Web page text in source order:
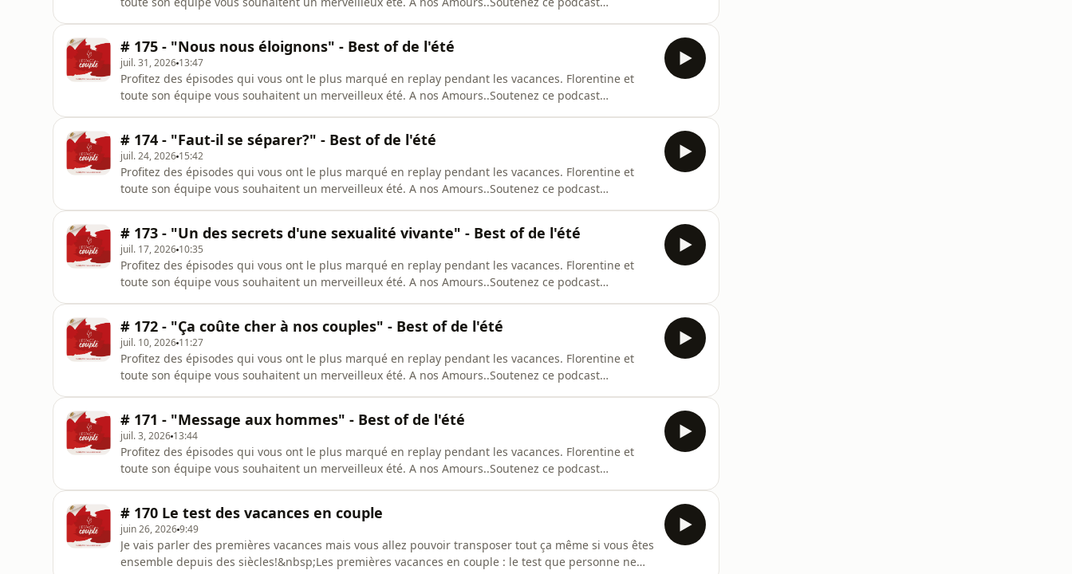
# 175 - "Nous nous éloignons" - Best of de l'été
juil. 31, 2026 13:47
Profitez des épisodes qui vous ont le plus marqué en replay pendant les vacances. Florentine et
toute son équipe vous souhaitent un merveilleux été. A nos Amours..Soutenez ce podcast
# 174 - "Faut-il se séparer?" - Best of de l'été
juil. 24, 2026 15:42
Profitez des épisodes qui vous ont le plus marqué en replay pendant les vacances. Florentine et
toute son équipe vous souhaitent un merveilleux été. A nos Amours..Soutenez ce podcast
# 173 - "Un des secrets d'une sexualité vivante" - Best of de l'été
juil. 17, 2026 10:35
Profitez des épisodes qui vous ont le plus marqué en replay pendant les vacances. Florentine et
toute son équipe vous souhaitent un merveilleux été. A nos Amours..Soutenez ce podcast
# 172 - "Ça coûte cher à nos couples" - Best of de l'été
juil. 10, 2026 11:27
Profitez des épisodes qui vous ont le plus marqué en replay pendant les vacances. Florentine et
toute son équipe vous souhaitent un merveilleux été. A nos Amours..Soutenez ce podcast
# 171 - "Message aux hommes" - Best of de l'été
juil. 3, 2026 13:44
Profitez des épisodes qui vous ont le plus marqué en replay pendant les vacances. Florentine et
toute son équipe vous souhaitent un merveilleux été. A nos Amours..Soutenez ce podcast
# 170 Le test des vacances en couple
juin 26, 20269:49
Je vais parler des premières vacances mais vous allez pouvoir transposer tout ça même si vous êtes
ensemble depuis des siècles!&nbsp;Les premières vacances en couple : le test que personne ne